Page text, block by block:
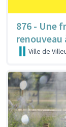
876 - Une
renouveau
Ville de